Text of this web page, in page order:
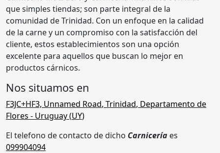
que simples tiendas; son parte integral de la
comunidad de Trinidad. Con un enfoque en la calidad
de la carne y un compromiso con la satisfacción del
cliente, estos establecimientos son una opción
excelente para aquellos que buscan lo mejor en
productos cárnicos.
Nos situamos en
F3JC+HF3, Unnamed Road, Trinidad, Departamento de
Flores - Uruguay (UY)
El telefono de contacto de dicho Carnicería es
099904094